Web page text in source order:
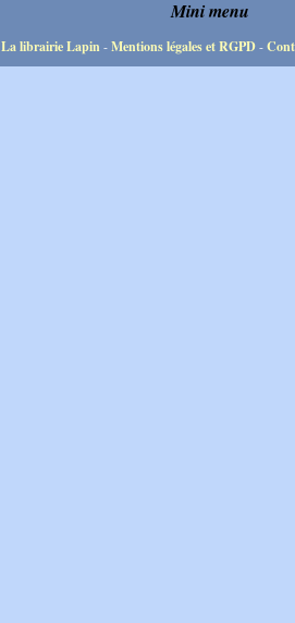
Mini menu
La librairie Lapin-Mentions légales et RGPD-